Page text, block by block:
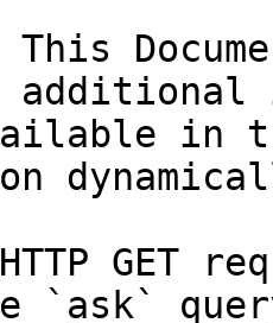
This
in
GET
`ask`